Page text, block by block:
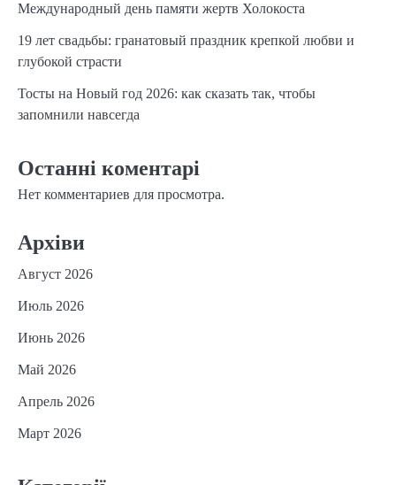
Международный день памяти жертв Холокоста
19 лет свадьбы: гранатовый праздник крепкой любви и
глубокой страсти
Тосты на Новый год 2026: как сказать так, чтобы
запомнили навсегда
Останні коментарі
Нет комментариев для просмотра.
Архіви
Август 2026
Июль 2026
Июнь 2026
Май 2026
Апрель 2026
Март 2026